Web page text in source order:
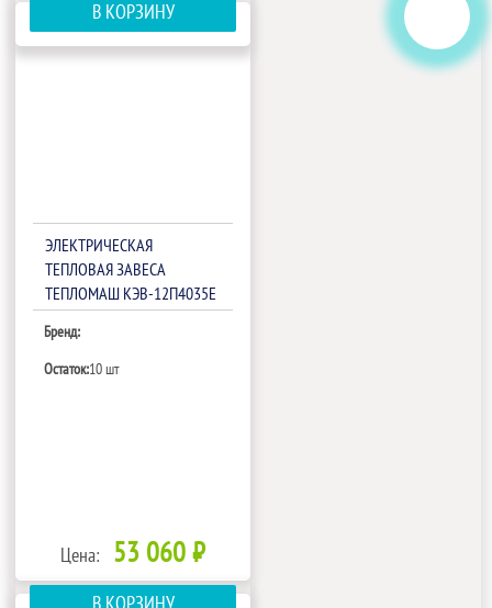
В КОРЗИНУ
ЭЛЕКТРИЧЕСКАЯ
ТЕПЛОВАЯ ЗАВЕСА
ТЕПЛОМАШ КЭВ-12П4035Е
Бренд:
Остаток:10 шт
Цена: 53 060 ₽